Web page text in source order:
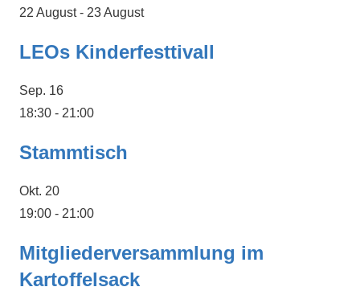
22 August- 23 August
LEOs Kinderfesttivall
Sep. 16
18:30 - 21:00
Stammtisch
Okt. 20
19:00 - 21:00
Mitgliederversammlung im
Kartoffelsack